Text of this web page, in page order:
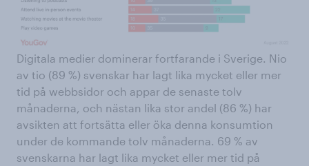
Digitala medier dominerar fortfarande i Sverige. Nio
av tio (89 %) svenskar har lagt lika mycket eller mer
tid på webbsidor och appar de senaste tolv
månaderna, och nästan lika stor andel (86 %) har
avsikten att fortsätta eller öka denna konsumtion
under de kommande tolv månaderna. 69 % av
svenskarna har lagt lika mycket eller mer tid på